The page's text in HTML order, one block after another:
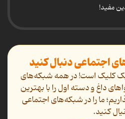
مفید!
اجتماعی دنبال کنید
یک کلیک است! در همه شبکه‌های
داغ و دسته اول را با بهترین
ما را در شبکه‌های اجتماعی
کنید.